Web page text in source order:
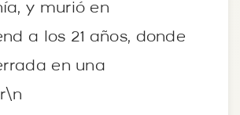
y murió en
a los 21 años, donde
en una